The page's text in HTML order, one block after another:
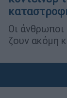
Οι άνθρωποι
ζουν ακόμη